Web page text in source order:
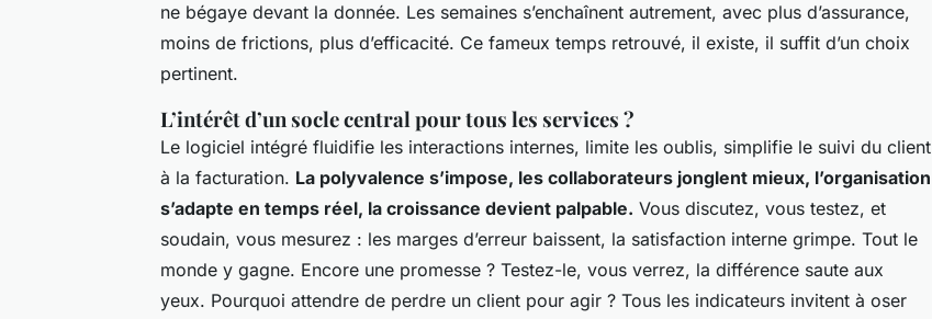
ne bégaye devant la donnée. Les semaines s’enchaînent autrement, avec plus d’assurance,
moins de frictions, plus d’efficacité. Ce fameux temps retrouvé, il existe, il suffit d’un choix
pertinent.
L’intérêt d’un socle central pour tous les services ?
Le logiciel intégré fluidifie les interactions internes, limite les oublis, simplifie le suivi du client
à la facturation. La polyvalence s’impose, les collaborateurs jonglent mieux, l’organisation
s’adapte en temps réel, la croissance devient palpable. Vous discutez, vous testez, et
soudain, vous mesurez : les marges d’erreur baissent, la satisfaction interne grimpe. Tout le
monde y gagne. Encore une promesse ? Testez-le, vous verrez, la différence saute aux
yeux. Pourquoi attendre de perdre un client pour agir ? Tous les indicateurs invitent à oser